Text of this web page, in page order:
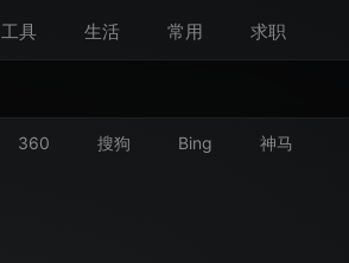
工具 生活 常用 求职
360 搜狗 Bing 神马